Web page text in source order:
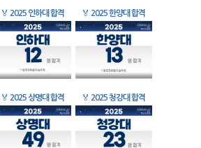
🏅 2025 인하대 합격 🏅 2025 한양대 합격
🏅 2025 상명대 합격 🏅 2025 청강대 합격